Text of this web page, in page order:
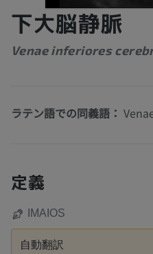
下大脳静脈
Venae inferiores
ラテン語での同義語：
定義
IMAIOS
自動翻訳